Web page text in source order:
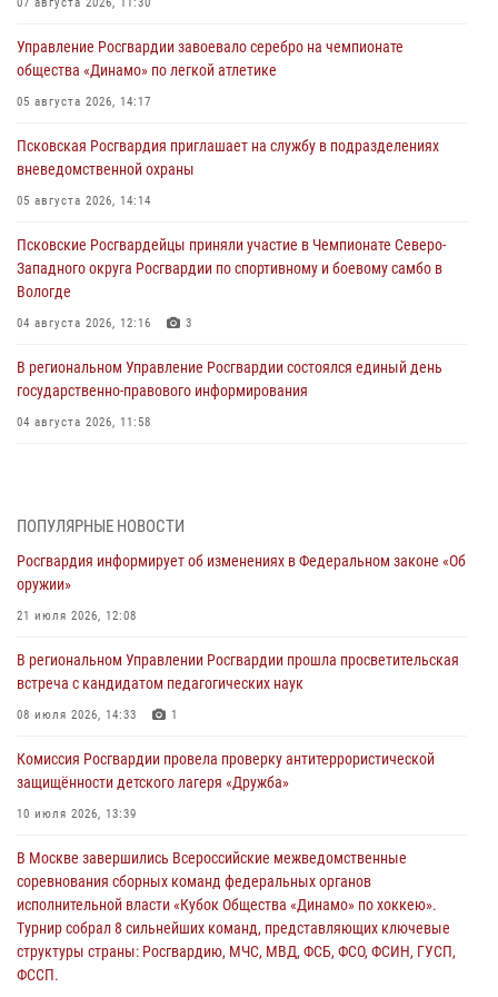
Управление Росгвардии завоевало серебро на чемпионате
общества «Динамо» по легкой атлетике
05 августа 2026, 14:17
Псковская Росгвардия приглашает на службу в подразделениях
вневедомственной охраны
05 августа 2026, 14:14
Псковские Росгвардейцы приняли участие в Чемпионате Северо-
Западного округа Росгвардии по спортивному и боевому самбо в
Вологде
04 августа 2026, 12:16 3
В региональном Управление Росгвардии состоялся единый день
государственно-правового информирования
04 августа 2026, 11:58
03 августа 2026, 17:21
21 единицу оружия изъяли Псковские росгвардейцы за неделю
03 августа 2026, 14:10
безопасности во время празднования Дня ВДВ
02 августа 2026, 13:28
улицу Труда
Всероссийского конкурса профессионального мастерства среди
сотрудников вневедомственной охраны Росгвардии, Псковские
Росгвардейцы одержали победу
30 июля 2026, 05:10
ПОПУЛЯРНЫЕ НОВОСТИ
Росгвардия информирует об изменениях в Федеральном законе «Об
оружии»
21 июля 2026, 12:08
В региональном Управлении Росгвардии прошла просветительская
встреча с кандидатом педагогических наук
08 июля 2026, 14:33 1
Комиссия Росгвардии провела проверку антитеррористической
защищённости детского лагеря «Дружба»
10 июля 2026, 13:39
В Москве завершились Всероссийские межведомственные
соревнования сборных команд федеральных органов
исполнительной власти «Кубок Общества «Динамо» по хоккею».
Турнир собрал 8 сильнейших команд, представляющих ключевые
структуры страны: Росгвардию, МЧС, МВД, ФСБ, ФСО, ФСИН, ГУСП,
ФССП.